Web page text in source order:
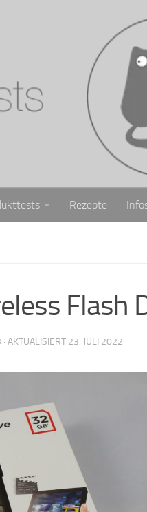
Rezepte
Flash
· AKTUALISIERT 23. JULI 2022